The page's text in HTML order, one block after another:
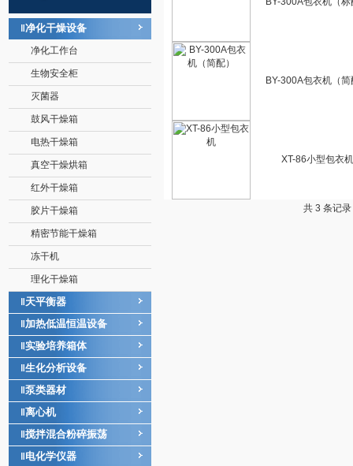
净化干燥设备
净化工作台
生物安全柜
灭菌器
鼓风干燥箱
电热干燥箱
真空干燥烘箱
红外干燥箱
胶片干燥箱
精密节能干燥箱
冻干机
理化干燥箱
天平衡器
加热低温恒温设备
实验培养箱体
生化分析设备
泵类器材
离心机
搅拌混合粉碎振荡
电化学仪器
BY-300A包衣机（简
XT-86小型包衣机
共 3 条记